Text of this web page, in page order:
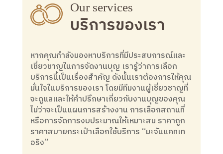
Our services
บริการของเรา
หากคุณกำลังมองหาบริการที่มีประสบการณ์และ
เชี่ยวชาญในการจัดงานบุญ เรารู้ว่าการเลือก
บริการนี้เป็นเรื่องสำคัญ ดังนั้นเราต้องการให้คุณ
มั่นใจในบริการของเรา โดยมีทีมงานผู้เชี่ยวชาญที่
จะดูแลและให้คำปรึกษาเกี่ยวกับงานบุญของคุณ
ไม่ว่าจะเป็นแผนการสร้างงาน การเลือกสถานที่
หรือการจัดการงบประมาณให้เหมาะสม ราคาถูก
ราคาสบายกระเป๋าเลือกใช้บริการ “มะจันแคทเท
อริง”